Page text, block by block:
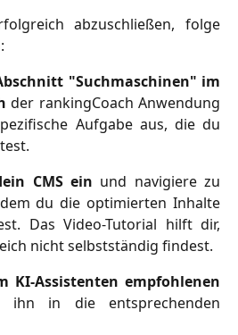
abzuschließen, folge
"Suchmaschinen" im
der rankingCoach Anwendung
Aufgabe aus, die du
CMS ein und navigiere zu
du die optimierten Inhalte
Das Video-Tutorial hilft dir,
nicht selbstständig findest.
KI-Assistenten empfohlenen
ihn in die entsprechenden